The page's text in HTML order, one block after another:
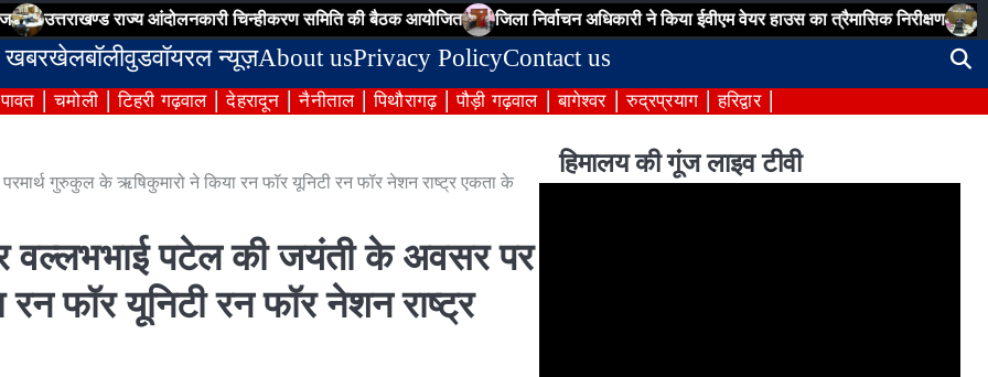
राज्य आंदोलनकारी चिन्हीकरण समिति की बैठक आयोजित जिला निर्वाचन अधिकारी ने किया ईवीएम वेयर हाउस का त्रैमासिक निरीक्षण टिहरी में
खबरखेलबॉलीवुडवॉयरल न्यूज़About usPrivacy PolicyContact us
चमोली टिहरी गढ़वाल देहरादून नैनीताल पिथौरागढ़ पौड़ी गढ़वाल बागेश्वर रुद्रप्रयाग हरिद्वार
गुरुकुल के ऋषिकुमारो ने किया रन फॉर यूनिटी रन फॉर नेशन राष्ट्र एकता के
वल्लभभाई पटेल की जयंती के अवसर पर
फॉर यूनिटी रन फॉर नेशन राष्ट्र
हिमालय की गूंज लाइव टीवी